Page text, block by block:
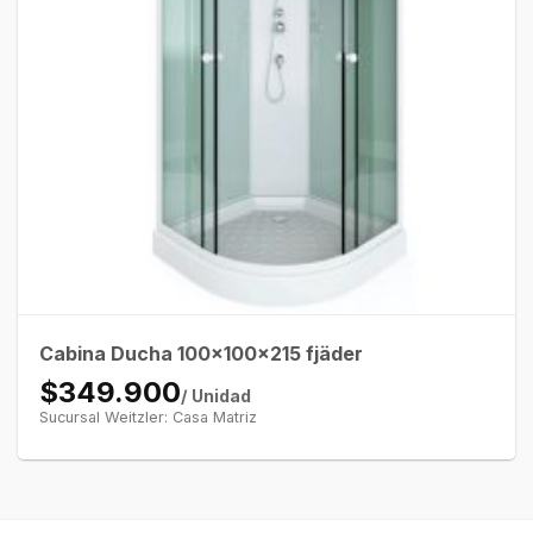
Cabina Ducha 100x100x215 fjäder
$349.900/ Unidad
Sucursal Weitzler: Casa Matriz